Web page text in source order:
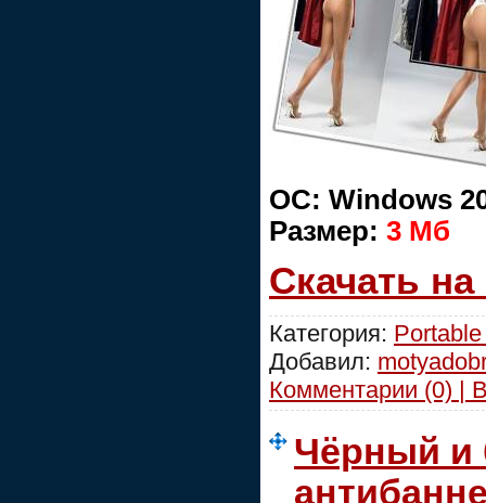
ОС: Windows
Размер: 3 Мб
Скачать
Категория:
Добавил:
Комментарии (0) |
Чёрный и